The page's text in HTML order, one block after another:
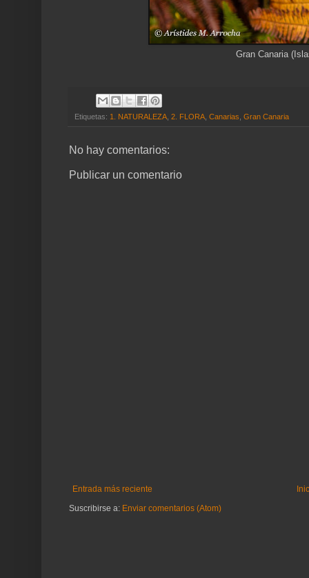
Gran Canaria
Etiquetas: 1. NATURALEZA 2. FLORA Canarias Gran Canaria
No hay comentarios:
Publicar un comentario
Entrada más reciente
Suscribirse a: Enviar comentarios (Atom)